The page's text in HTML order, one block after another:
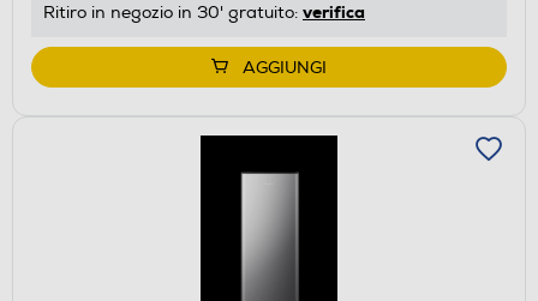
Ritiro in negozio in 30' gratuito: verifica
AGGIUNGI